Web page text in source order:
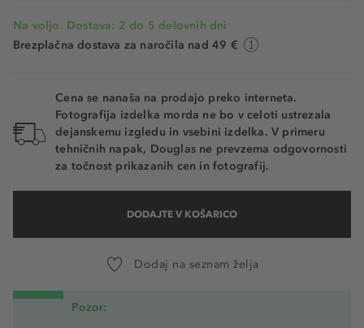
Na voljo. Dostava: 2 do 5 delovnih dni
Brezplačna dostava za naročila nad 49 €
Cena se nanaša na prodajo preko interneta.
Fotografija izdelka morda ne bo v celoti ustrezala
dejanskemu izgledu in vsebini izdelka. V primeru
tehničnih napak, Douglas ne prevzema odgovornosti
za točnost prikazanih cen in fotografij.
DODAJTE V KOŠARICO
Dodaj na seznam želja
Pozor: